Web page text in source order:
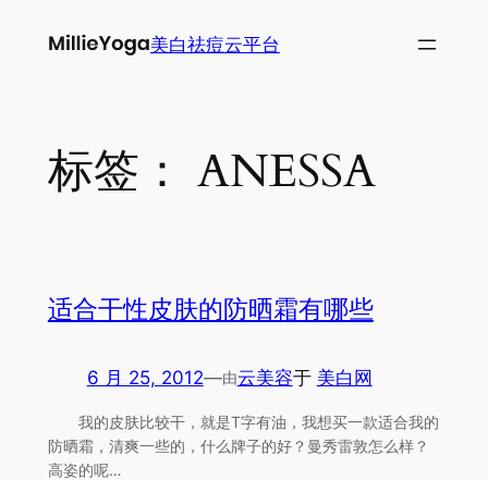
美白祛痘云平台
标签： ANESSA
适合干性皮肤的防晒霜有哪些
6 月 25, 2012—由云美容于 美白网
我的皮肤比较干，就是T字有油，我想买一款适合我的
防晒霜，清爽一些的，什么牌子的好？曼秀雷敦怎么样？
高姿的呢…